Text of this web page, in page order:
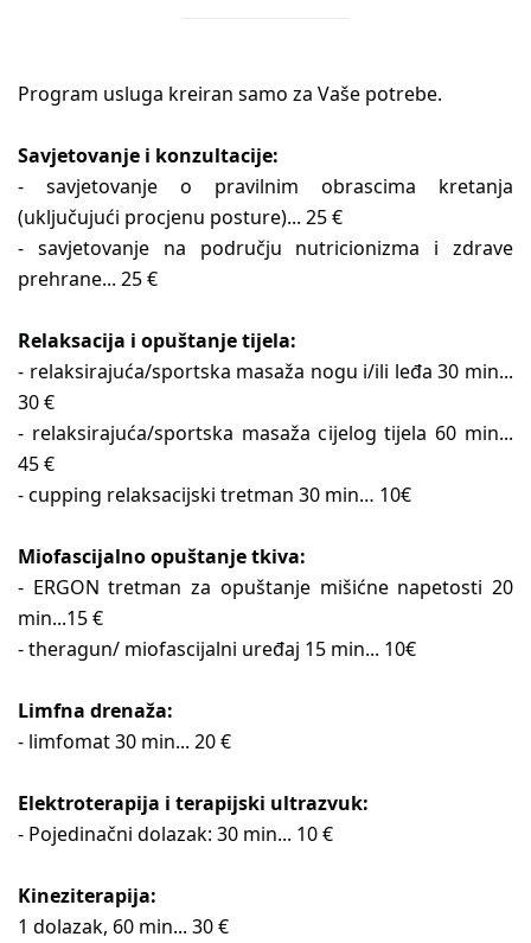
Program usluga kreiran samo za Vaše potrebe.
Savjetovanje i konzultacije:
- savjetovanje o pravilnim obrascima kretanja
(uključujući procjenu posture)... 25 €
- savjetovanje na području nutricionizma i zdrave
prehrane... 25 €
Relaksacija i opuštanje tijela:
- relaksirajuća/sportska masaža nogu i/ili leđa 30 min...
30 €
- relaksirajuća/sportska masaža cijelog tijela 60 min...
45 €
- cupping relaksacijski tretman 30 min… 10€
Miofascijalno opuštanje tkiva:
- ERGON tretman za opuštanje mišićne napetosti 20
min...15 €
- theragun/ miofascijalni uređaj 15 min... 10€
Limfna drenaža:
- limfomat 30 min... 20 €
Elektroterapija i terapijski ultrazvuk:
- Pojedinačni dolazak: 30 min... 10 €
Kineziterapija:
1 dolazak, 60 min... 30 €